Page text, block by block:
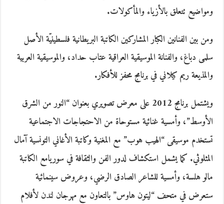
ومواضيع تتعلق بالأزياء والمأكولات.
ومن بين الفنانين الكبار المشاركين الكاتبة البريطانية فلسطينيّة الأصل
سلمى دباغ، والفنانة الموسيقية العراقية عتاب حداد، والموسيقية العربية
والمذيعة ريم كيلاني في برنامج محفز للأفكار.
ويشتمل برنامج 2012 على معرض تصويري بعنوان “النور من الشرق
الأوسط”، وأمسية غنائية مستوحاة من الاحتجاجات الاجتماعية
تستخدم موسيقى “الهيب هوب” مع المغنية وكاتبة الأغاني التونسية آمال
المثلوثي. كما يشمل استكشاف لدور الفن والثقافة في سوريامع الكاتبة
مالو هلسة، وأمسية للشاعر الصادق الرضي، وعروض سينمائية
ستعرض في متحف “ليتون هاوس” بالتعاون مع مهرجان لندن لأفلام